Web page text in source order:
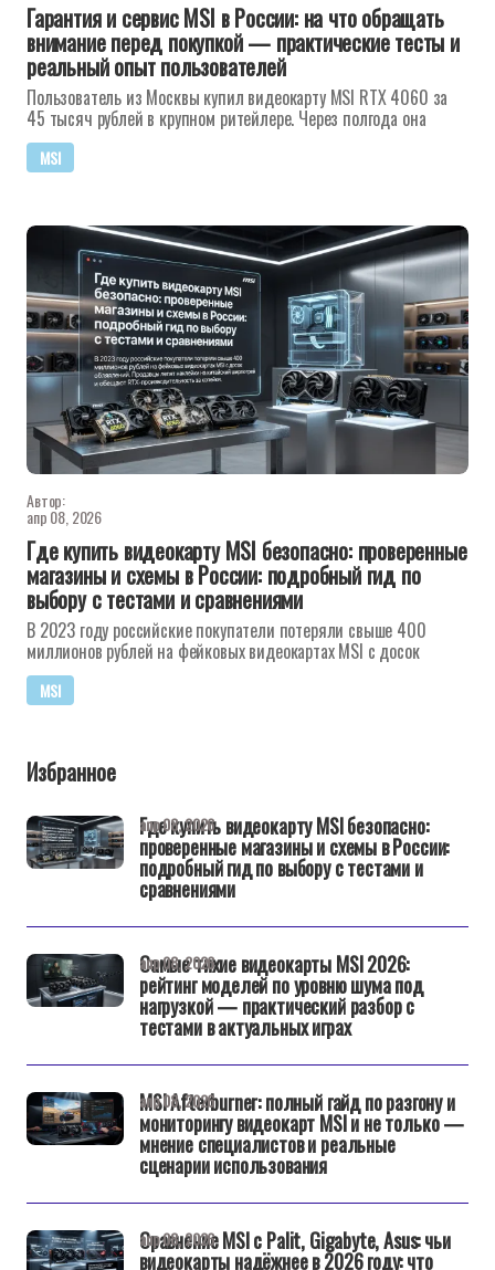
Гарантия и сервис MSI в России: на что обращать
внимание перед покупкой — практические тесты и
реальный опыт пользователей
Пользователь из Москвы купил видеокарту MSI RTX 4060 за
45 тысяч рублей в крупном ритейлере. Через полгода она
MSI
Автор:
апр 08, 2026
Где купить видеокарту MSI безопасно: проверенные
магазины и схемы в России: подробный гид по
выбору с тестами и сравнениями
В 2023 году российские покупатели потеряли свыше 400
миллионов рублей на фейковых видеокартах MSI с досок
MSI
Избранное
Где купить видеокарту MSI безопасно:
проверенные магазины и схемы в России:
подробный гид по выбору с тестами и
сравнениями
апр 08, 2026
Самые тихие видеокарты MSI 2026:
рейтинг моделей по уровню шума под
нагрузкой — практический разбор с
тестами в актуальных играх
апр 08, 2026
MSI Afterburner: полный гайд по разгону и
мониторингу видеокарт MSI и не только —
мнение специалистов и реальные
сценарии использования
апр 08, 2026
Сравнение MSI с Palit, Gigabyte, Asus: чьи
видеокарты надёжнее в 2026 году: что
апр 08, 2026